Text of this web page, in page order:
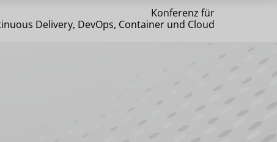
Konferenz für
Delivery, DevOps, Container und Cloud